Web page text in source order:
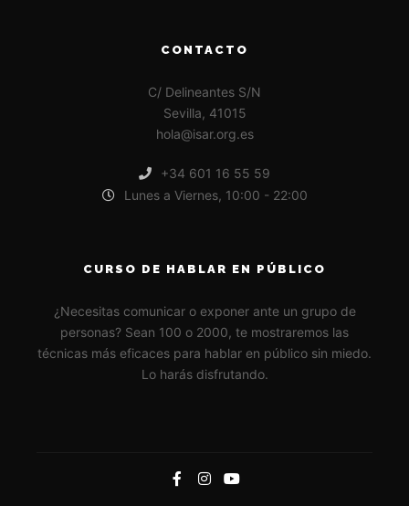
CONTACTO
C/ Delineantes S/N
Sevilla, 41015
hola@isar.org.es
+34 601 16 55 59
Lunes a Viernes, 10:00 - 22:00
CURSO DE HABLAR EN PÚBLICO
¿Necesitas comunicar o exponer ante un grupo de
personas? Sean 100 o 2000, te mostraremos las
técnicas más eficaces para hablar en público sin miedo.
Lo harás disfrutando.